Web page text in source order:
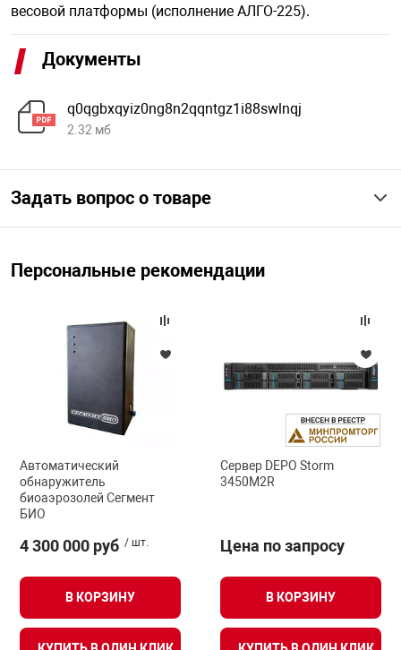
безопасность
оборудование
весовой платформы (исполнение АЛГО-225).
Документы
q0qgbxqyiz0ng8n2qqntgz1i88swlnqj
2.32 мб
Задать вопрос о товаре
Персональные рекомендации
Автоматический
обнаружитель
биоаэрозолей Сегмент
БИО
4 300 000 руб / шт.
В КОРЗИНУ
Сервер DEPO Storm
3450M2R
Цена по запросу
В КОРЗИНУ